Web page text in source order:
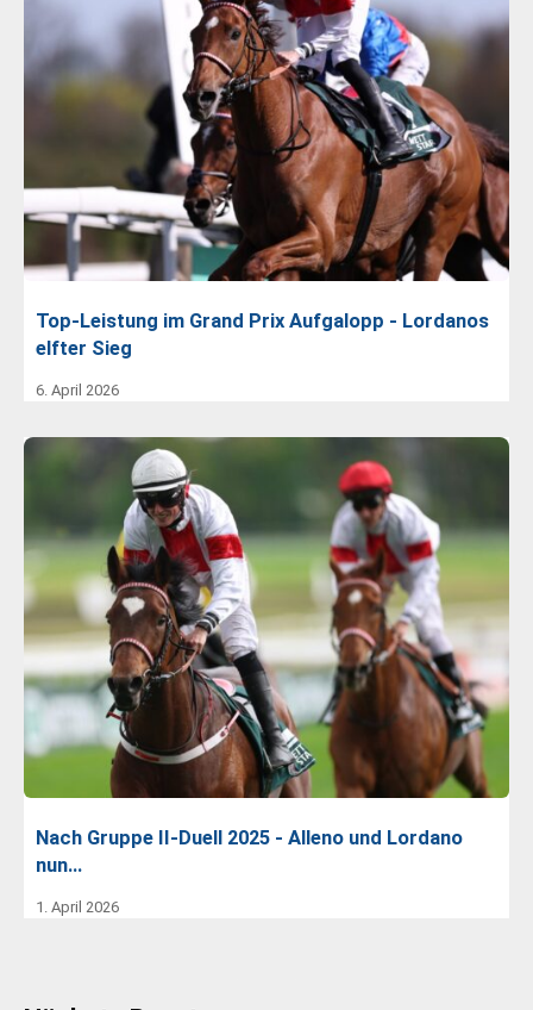
Top-Leistung im Grand Prix Aufgalopp - Lordanos
elfter Sieg
6. April 2026
Nach Gruppe II-Duell 2025 - Alleno und Lordano
nun…
1. April 2026